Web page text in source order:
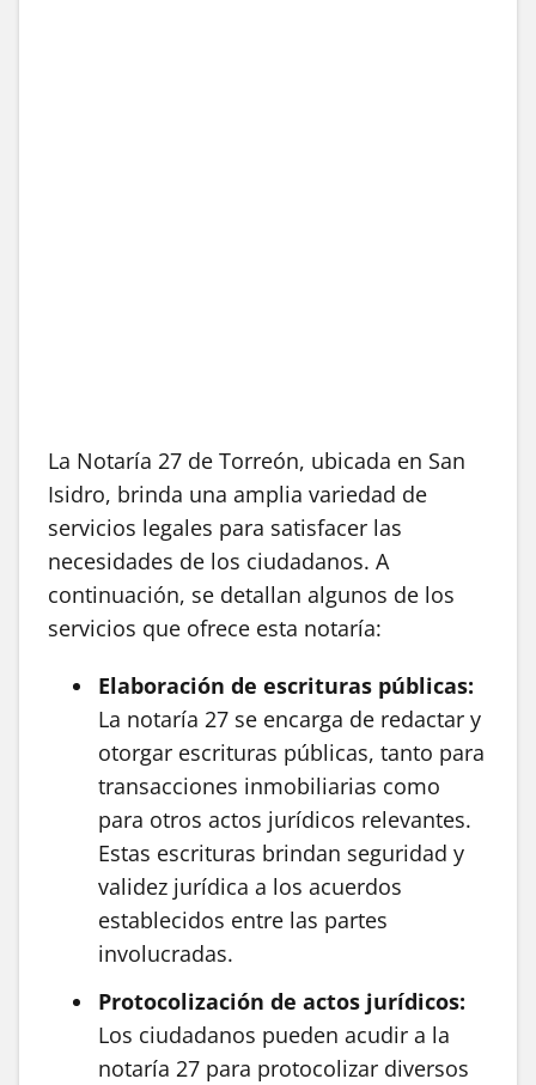
La Notaría 27 de Torreón, ubicada en San
Isidro, brinda una amplia variedad de
servicios legales para satisfacer las
necesidades de los ciudadanos. A
continuación, se detallan algunos de los
servicios que ofrece esta notaría:
Elaboración de escrituras públicas:
La notaría 27 se encarga de redactar y
otorgar escrituras públicas, tanto para
transacciones inmobiliarias como
para otros actos jurídicos relevantes.
Estas escrituras brindan seguridad y
validez jurídica a los acuerdos
establecidos entre las partes
involucradas.
Protocolización de actos jurídicos:
Los ciudadanos pueden acudir a la
notaría 27 para protocolizar diversos